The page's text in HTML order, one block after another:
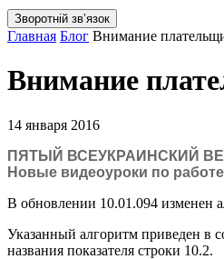
Зворотній звʼязок
Главная Блог Внимание
Внимание
14 января 2016
ПЯТЫЙ ВСЕУКРАИНСКИЙ
Новые видеоуроки по
В обновлении 10.01.094 изменен
Указанный алгоритм приведен в
названия показателя строки 10.2.